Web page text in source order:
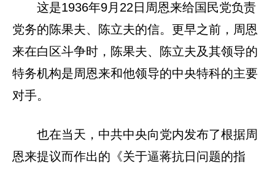
这是1936年9月22日周恩来给国民党负责
党务的陈果夫、陈立夫的信。更早之前，周恩
来在白区斗争时，陈果夫、陈立夫及其领导的
特务机构是周恩来和他领导的中央特科的主要
对手。
也在当天，中共中央向党内发布了根据周
恩来提议而作出的《关于逼蒋抗日问题的指